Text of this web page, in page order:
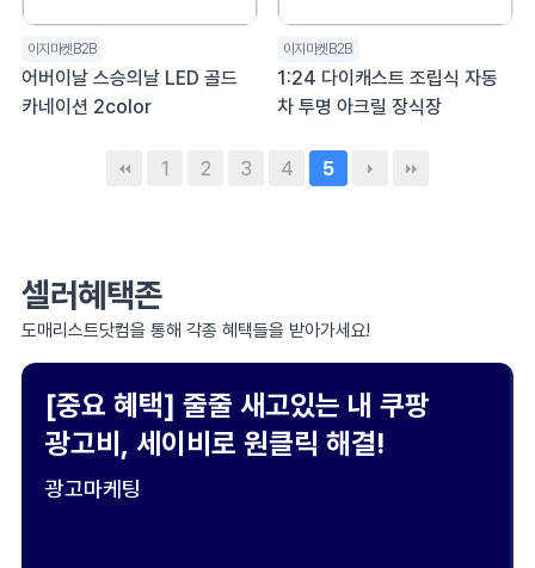
이지마켓B2B
어버이날 스승의날 LED 골드
카네이션 2color
이지마켓B2B
1:24 다이캐스트 조립식 자동
차 투명 아크릴 장식장
1 2 3 4 5
셀러혜택존
도매리스트닷컴을 통해 각종 혜택들을 받아가세요!
[중요 혜택] 줄줄 새고있는 내 쿠팡
광고비, 세이비로 원클릭 해결!
광고마케팅